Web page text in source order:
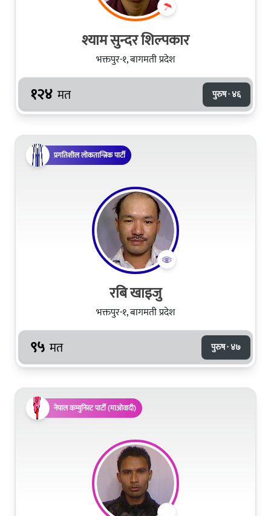
श्याम सुन्दर शिल्पकार
भक्तपुर-१, बागमती प्रदेश
१२४ मत पुरुष · ४६
प्रगतिशील लोकतान्त्रिक पार्टी
रबि खाइजु
भक्तपुर-१, बागमती प्रदेश
९५ मत पुरुष · ४७
नेपाल कम्युनिस्ट पार्टी (माओवादी)